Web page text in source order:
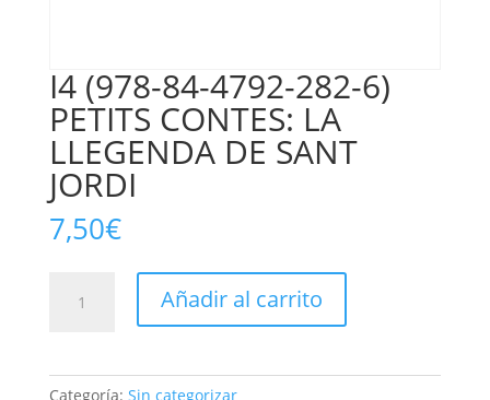
I4 (978-84-4792-282-6)
PETITS CONTES: LA
LLEGENDA DE SANT
JORDI
7,50€
(978-
Añadir al carrito
Categoría: Sin categorizar